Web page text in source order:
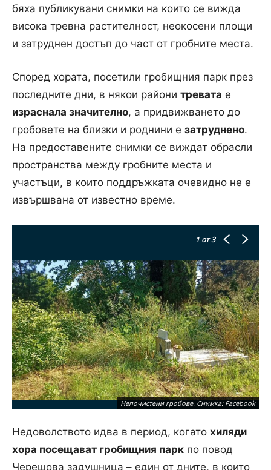
бяха публикувани снимки на които се вижда
висока тревна растителност, неокосени площи
и затруднен достъп до част от гробните места.
Според хората, посетили гробищния парк през
последните дни, в някои райони тревата е
израснала значително, а придвижването до
гробовете на близки и роднини е затруднено.
На предоставените снимки се виждат обрасли
пространства между гробните места и
участъци, в които поддръжката очевидно не е
извършвана от известно време.
1 от 3
Непочистени гробове. Снимка: Facebook
Недоволството идва в период, когато хиляди
хора посещават гробищния парк по повод
Черешова задушница – един от дните, в които